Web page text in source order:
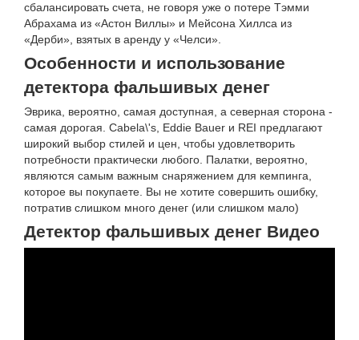
сбалансировать счета, не говоря уже о потере Тэмми
Абрахама из «Астон Виллы» и Мейсона Хиллса из
«Дерби», взятых в аренду у «Челси».
Особенности и использование
детектора фальшивых денег
Эврика, вероятно, самая доступная, а северная сторона -
самая дорогая. Cabela\'s, Eddie Bauer и REI предлагают
широкий выбор стилей и цен, чтобы удовлетворить
потребности практически любого. Палатки, вероятно,
являются самым важным снаряжением для кемпинга,
которое вы покупаете. Вы не хотите совершить ошибку,
потратив слишком много денег (или слишком мало)
Детектор фальшивых денег Видео